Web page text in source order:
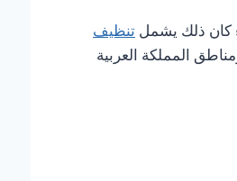
كان ذلك يشمل تنظيف
المملكة العربية